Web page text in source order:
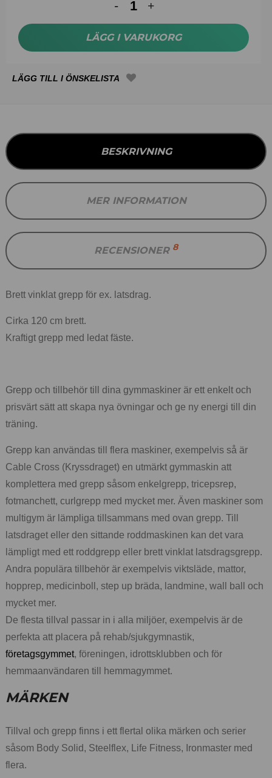
LÄGG I VARUKORG
BESKRIVNING
MER INFORMATION
RECENSIONER 8
Brett vinklat grepp för ex. latsdrag.
Cirka 120 cm brett.
Kraftigt grepp med ledat fäste.
Grepp och tillbehör till dina gymmaskiner är ett enkelt och
prisvärt sätt att skapa nya övningar och ge ny energi till din
träning.
Grepp kan användas till flera maskiner, exempelvis så är
Cable Cross (Kryssdraget) en utmärkt gymmaskin att
komplettera med grepp såsom enkelgrepp, tricepsrep,
fotmanchett, curlgrepp med mycket mer. Även maskiner som
multigym är lämpliga tillsammans med ovan grepp. Till
latsdraget eller den sittande roddmaskinen kan det vara
lämpligt med ett roddgrepp eller brett vinklat latsdragsgrepp.
Andra populära tillbehör är exempelvis viktsläde, mattor,
hopprep, medicinboll, step up bräda, landmine, wall ball och
mycket mer.
De flesta tillval passar in i alla miljöer, exempelvis är de
perfekta att placera på rehab/sjukgymnastik,
företagsgymmet, föreningen, idrottsklubben och för
hemmaanvändaren till hemmagymmet.
MÄRKEN
Tillval och grepp finns i ett flertal olika märken och serier
såsom Body Solid, Steelflex, Life Fitness, Ironmaster med
flera.